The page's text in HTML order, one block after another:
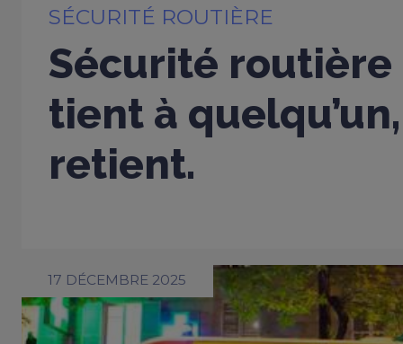
SÉCURITÉ ROUTIÈRE
Sécurité routière
tient à
retient.
17 DÉCEMBRE 2025